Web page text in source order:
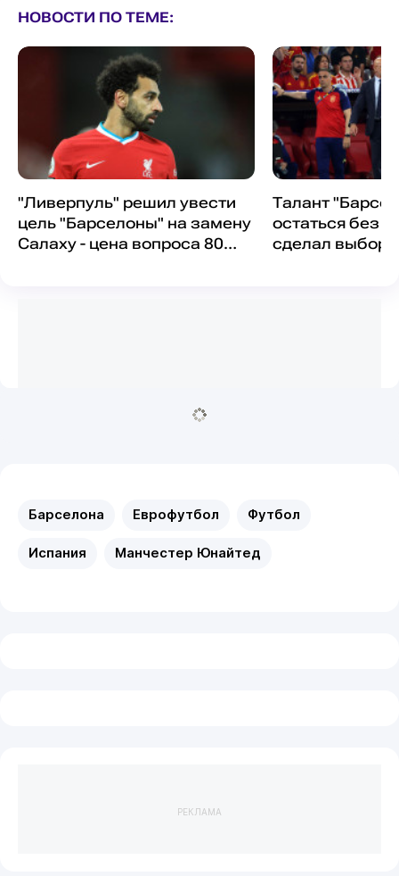
НОВОСТИ ПО ТЕМЕ:
"Ливерпуль" решил увести
цель "Барселоны" на замену
Салаху - цена вопроса 80
Талант
остаться без
сделал выбор
Барселона Еврофутбол Футбол
Испания Манчестер Юнайтед
РЕКЛАМА